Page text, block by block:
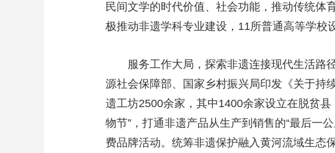
民间文学的时代价值、社会功能，推动传统体
极推动非遗学科专业建设，11所普通高等学校
服务工作大局，探索非遗连接现代生活路
源社会保障部、国家乡村振兴局印发《关于持
遗工坊2500余家，其中1400余家设立在脱贫
物节”，打通非遗产品从生产到销售的“最后一
费品牌活动。统筹非遗保护融入黄河流域生态